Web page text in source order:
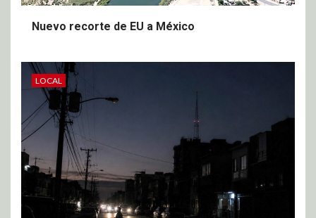
Nuevo recorte de EU a México
LOCAL